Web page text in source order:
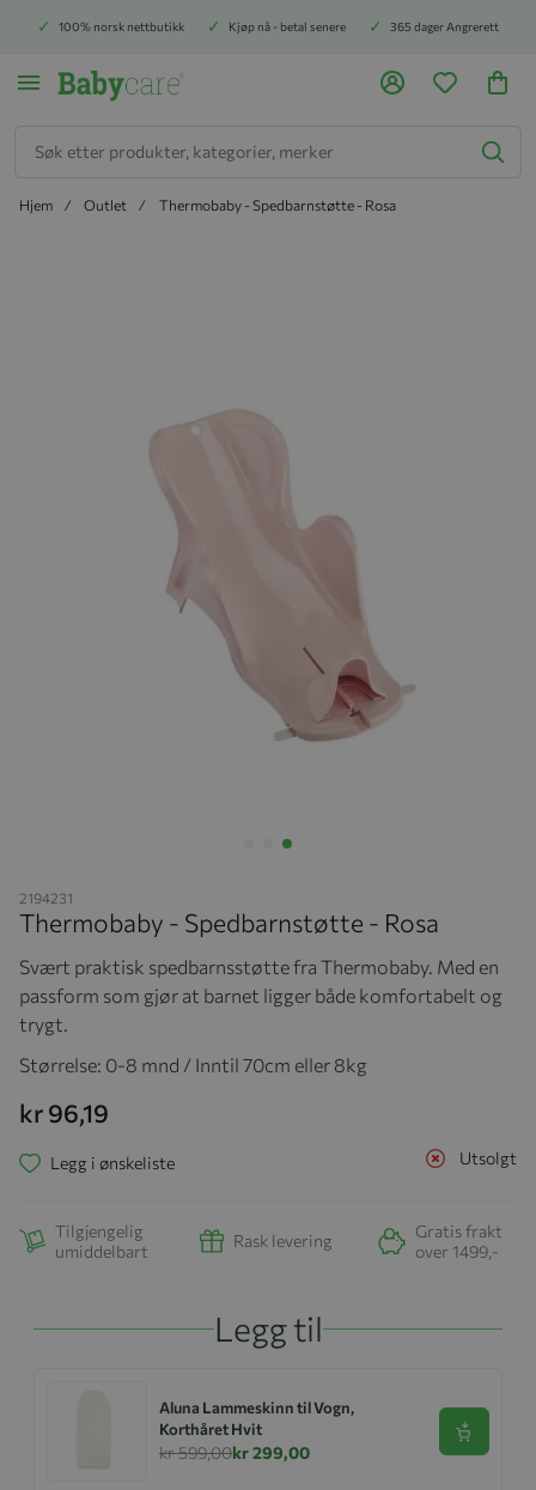
100% norsk nettbutikk Kjøp nå - betal senere 365 dager Angrerett
Hjem Outlet Thermobaby - Spedbarnstøtte - Rosa
2194231
Thermobaby - Spedbarnstøtte - Rosa
Svært praktisk spedbarnsstøtte fra Thermobaby. Med en
passform som gjør at barnet ligger både komfortabelt og
trygt.
Størrelse: 0-8 mnd / Inntil 70cm eller 8kg
kr 96,19
Utsolgt
Legg i ønskeliste
Tilgjengelig
umiddelbart
Rask levering
Gratis frakt
over 1499,-
Legg til
Aluna Lammeskinn til Vogn,
Korthåret Hvit
kr 599,00kr 299,00
Se